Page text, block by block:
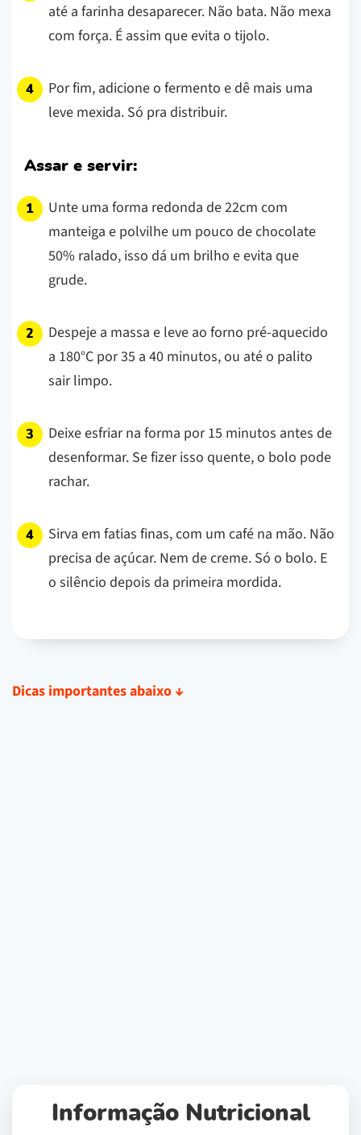
até a farinha desaparecer. Não bata. Não mexa
com força. É assim que evita o tijolo.
Por fim, adicione o fermento e dê mais uma
leve mexida. Só pra distribuir.
Assar e servir:
Unte uma forma redonda de 22cm com
manteiga e polvilhe um pouco de chocolate
50% ralado, isso dá um brilho e evita que
grude.
Despeje a massa e leve ao forno pré-aquecido
a 180°C por 35 a 40 minutos, ou até o palito
sair limpo.
Deixe esfriar na forma por 15 minutos antes de
desenformar. Se fizer isso quente, o bolo pode
rachar.
Sirva em fatias finas, com um café na mão. Não
precisa de açúcar. Nem de creme. Só o bolo. E
o silêncio depois da primeira mordida.
Dicas importantes abaixo ↓
Informação Nutricional